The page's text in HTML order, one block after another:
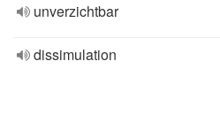
unverzichtbar
dissimulation